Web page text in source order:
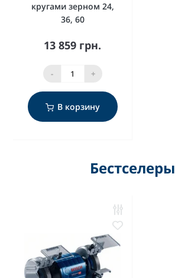
кругами зерном 24,
36, 60
13 859 грн.
- +
В корзину
Бестселеры